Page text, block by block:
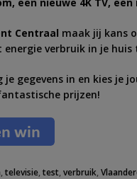
Centraal maak jij kans
energie verbruik in je
je gegevens in en kies je
prijzen!
,televisie,test,verbruik,